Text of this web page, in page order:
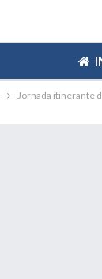
Jornada itinerante